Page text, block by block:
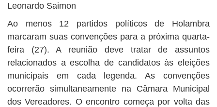
Leonardo Saimon
Ao menos 12 partidos políticos de Holambra
marcaram suas convenções para a próxima quarta-
feira (27). A reunião deve tratar de assuntos
relacionados a escolha de candidatos às eleições
municipais em cada legenda. As convenções
ocorrerão simultaneamente na Câmara Municipal
dos Vereadores. O encontro começa por volta das